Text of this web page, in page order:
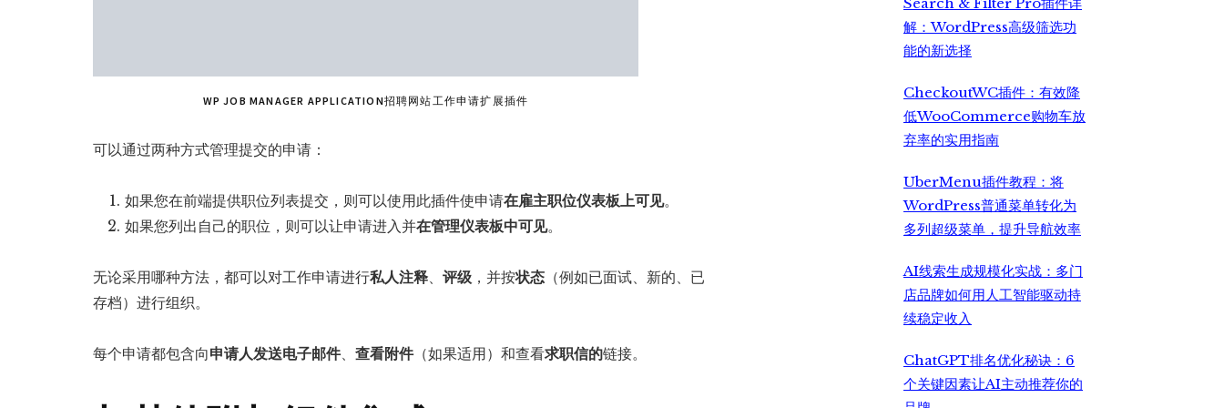
WP JOB MANAGER APPLICATION招聘网站工作申请扩展插件
可以通过两种方式管理提交的申请：
如果您在前端提供职位列表提交，则可以使用此插件使申请在雇主职位仪表板上可见。
如果您列出自己的职位，则可以让申请进入并在管理仪表板中可见。
无论采用哪种方法，都可以对工作申请进行私人注释、 评级 ，并按状态 （例如已面试、新的、已
存档）进行组织。
每个申请都包含向申请人发送电子邮件、 查看附件（如果适用）和查看求职信的链接。
解：WordPress高级筛选功
能的新选择
CheckoutWC插件：有效降
低WooCommerce购物车放
弃率的实用指南
UberMenu插件教程：将
WordPress普通菜单转化为
多列超级菜单，提升导航效率
AI线索生成规模化实战：多门
店品牌如何用人工智能驱动持
续稳定收入
ChatGPT排名优化秘诀：6
个关键因素让AI主动推荐你的